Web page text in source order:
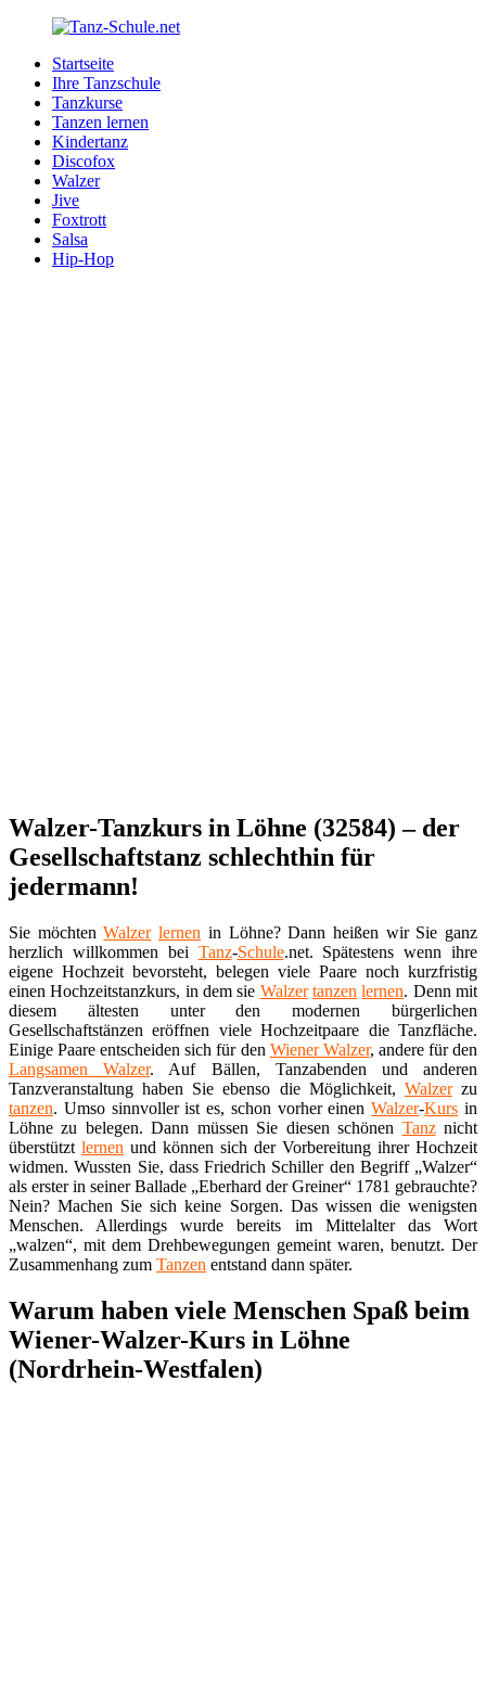
Zurück
Inhalt
Tanz-
Schule.net
Ihre
Tanzschule
Internet
Startseite
Ihre Tanzschule
Tanzkurse
Tanzen lernen
Kindertanz
Discofox
Walzer
Jive
Foxtrott
Salsa
Hip-Hop
Walzer-Tanzkurs in Löhne (32584) – der
Gesellschaftstanz schlechthin für
jedermann!
Sie möchtenWalzer lernen in Löhne? Dann heißen wir Sie ganz
herzlich willkommen bei Tanz-Schule.net. Spätestens wenn ihre
eigene Hochzeit bevorsteht, belegen viele Paare noch kurzfristig
einen Hochzeitstanzkurs, in dem sie Walzer tanzen lernen. Denn mit
diesem ältesten unter den modernen bürgerlichen
Gesellschaftstänzen eröffnen viele Hochzeitpaare die Tanzfläche.
Einige Paare entscheiden sich für den Wiener Walzer, andere für den
Langsamen Walzer. Auf Bällen, Tanzabenden und anderen
Tanzveranstaltung haben Sie ebenso die Möglichkeit, Walzerzu
tanzen. Umso sinnvoller ist es, schon vorher einenWalzer-Kurs in
Löhne zu belegen. Dann müssen Sie diesen schönen Tanznicht
überstützt lernen und können sich der Vorbereitung ihrer Hochzeit
widmen. Wussten Sie, dass Friedrich Schiller den Begriff „Walzer“
als erster in seiner Ballade „Eberhard der Greiner“ 1781 gebrauchte?
Nein? Machen Sie sich keine Sorgen. Das wissen die wenigsten
Menschen. Allerdings wurde bereits im Mittelalter das Wort
„walzen“, mit dem Drehbewegungen gemeint waren, benutzt. Der
Zusammenhang zum Tanzen entstand dann später.
Warum haben viele Menschen Spaß beim
Wiener-Walzer-Kurs in Löhne
(Nordrhein-Westfalen)